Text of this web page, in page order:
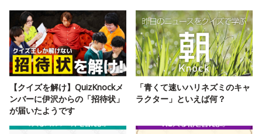
【クイズを解け】QuizKnockメ
ンバーに伊沢からの「招待状」
が届いたようです
「青くて速いハリネズミのキャ
ラクター」といえば何？